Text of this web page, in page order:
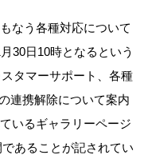
なう各種対応について
30日10時となるという
タマーサポート、各種
連携解除について案内
いるギャラリーページ
あることが記されてい